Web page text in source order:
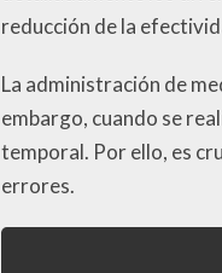
reducción de la
La administración de
embargo, cuando se
temporal. Por ello, es
errores.